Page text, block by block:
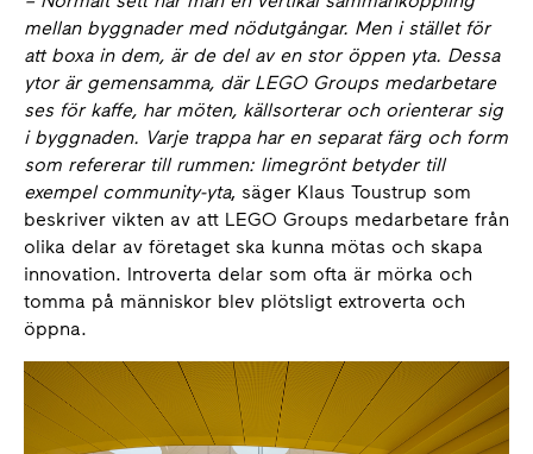
mellan byggnader med nödutgångar. Men i stället för
att boxa in dem, är de del av en stor öppen yta. Dessa
ytor är gemensamma, där LEGO Groups medarbetare
ses för kaffe, har möten, källsorterar och orienterar sig
i byggnaden. Varje trappa har en separat färg och form
som refererar till rummen: limegrönt betyder till
exempel community-yta, säger Klaus Toustrup som
beskriver vikten av att LEGO Groups medarbetare från
olika delar av företaget ska kunna mötas och skapa
innovation. Introverta delar som ofta är mörka och
tomma på människor blev plötsligt extroverta och
öppna.